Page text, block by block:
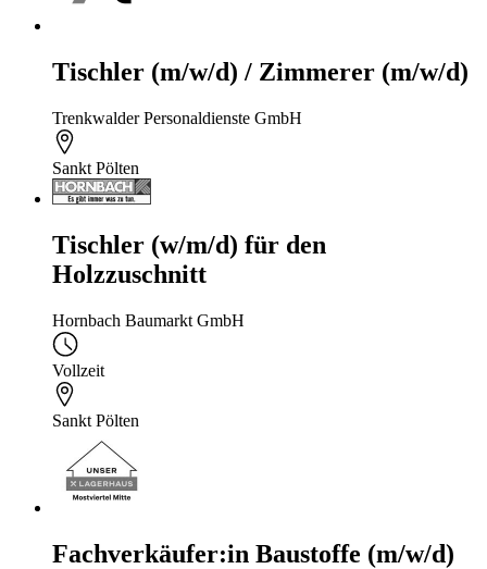
Tischler (m/w/d) / Zimmerer (m/w/d)
Trenkwalder Personaldienste GmbH
Sankt Pölten
Tischler (w/m/d) für den
Holzzuschnitt
Hornbach Baumarkt GmbH
Vollzeit
Sankt Pölten
Fachverkäufer:in Baustoffe (m/w/d)